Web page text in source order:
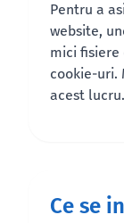
Pentru a
website,
mici fisiere
cookie-uri.
acest lucru.
Ce se